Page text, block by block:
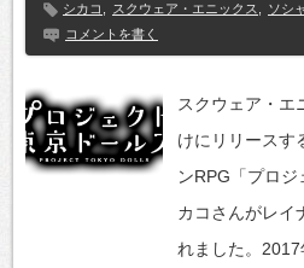
シカコ
スクウェア・エニックス ソシ
コメントを書く
スクウェア・エ
けにリリースす
ンRPG「プロ
カコさんがレイ
れました。